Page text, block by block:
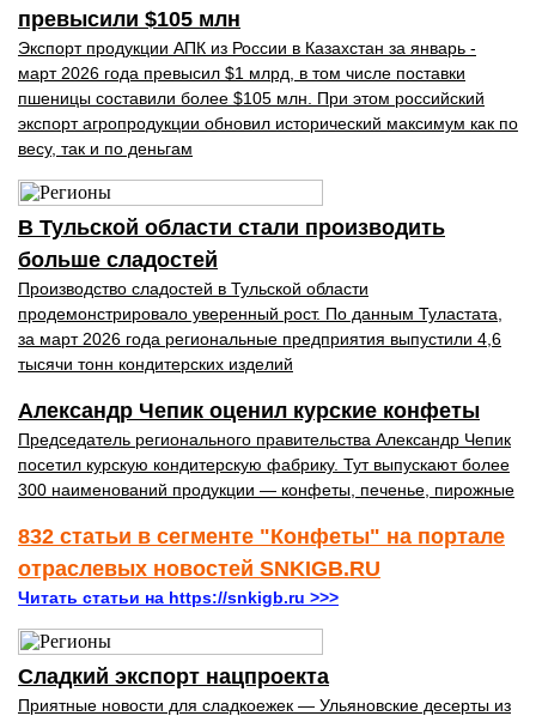
превысили $105 млн
Экспорт продукции АПК из России в Казахстан за январь -
март 2026 года превысил $1 млрд, в том числе поставки
пшеницы составили более $105 млн. При этом российский
экспорт агропродукции обновил исторический максимум как по
весу, так и по деньгам
В Тульской области стали производить
больше сладостей
Производство сладостей в Тульской области
продемонстрировало уверенный рост. По данным Туластата,
за март 2026 года региональные предприятия выпустили 4,6
тысячи тонн кондитерских изделий
Александр Чепик оценил курские конфеты
Председатель регионального правительства Александр Чепик
посетил курскую кондитерскую фабрику. Тут выпускают более
300 наименований продукции — конфеты, печенье, пирожные
832 статьи в сегменте "Конфеты" на портале
отраслевых новостей SNKIGB.RU
Читать статьи на https://snkigb.ru >>>
Сладкий экспорт нацпроекта
Приятные новости для сладкоежек — Ульяновские десерты из